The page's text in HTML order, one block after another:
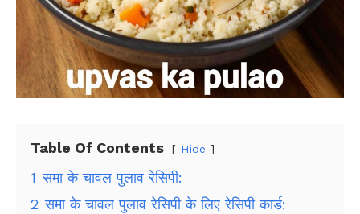
Table Of Contents Hide
1 समा के चावल पुलाव रेसिपी:
2 समा के चावल पुलाव रेसिपी के लिए रेसिपी कार्ड: